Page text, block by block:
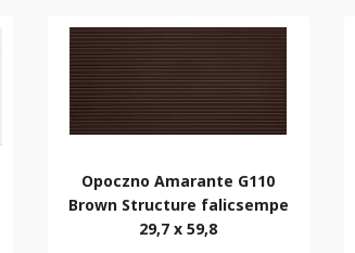
Opoczno Amarante G110
Brown Structure falicsempe
29,7 x 59,8